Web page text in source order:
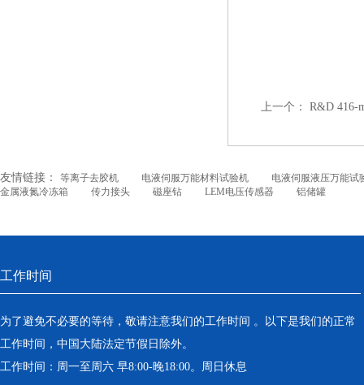
上一个： R&D 416-
友情链接： 等离子去胶机 电液伺服万能材料试验机
电液伺服液压万能试
金属液氮冷冻箱
传力接头 磁座钻 LEM电压传感器 铝储罐
工作时间
为了避免不必要的等待，敬请注意我们的工作时间 。以下是我们的正常
工作时间，中国大陆法定节假日除外。
工作时间：周一至周六 早8:00-晚18:00。周日休息